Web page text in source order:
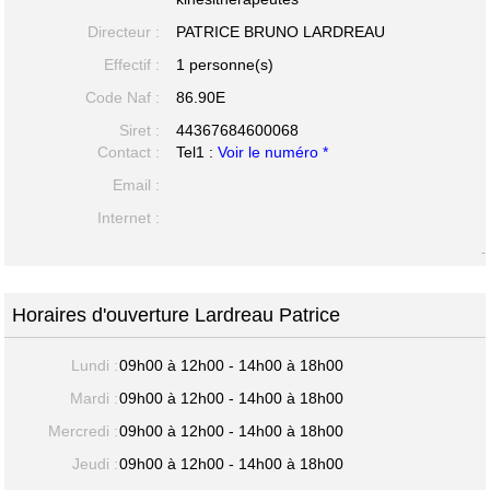
Directeur :
PATRICE BRUNO LARDREAU
Effectif :
1 personne(s)
Code Naf :
86.90E
Siret :
44367684600068
Contact :
Tel1 :Voir le numéro *
Email :
Internet :
-
Horaires d'ouverture Lardreau Patrice
Lundi :09h00 à 12h00 - 14h00 à 18h00
Mardi :09h00 à 12h00 - 14h00 à 18h00
Mercredi :09h00 à 12h00 - 14h00 à 18h00
Jeudi :09h00 à 12h00 - 14h00 à 18h00